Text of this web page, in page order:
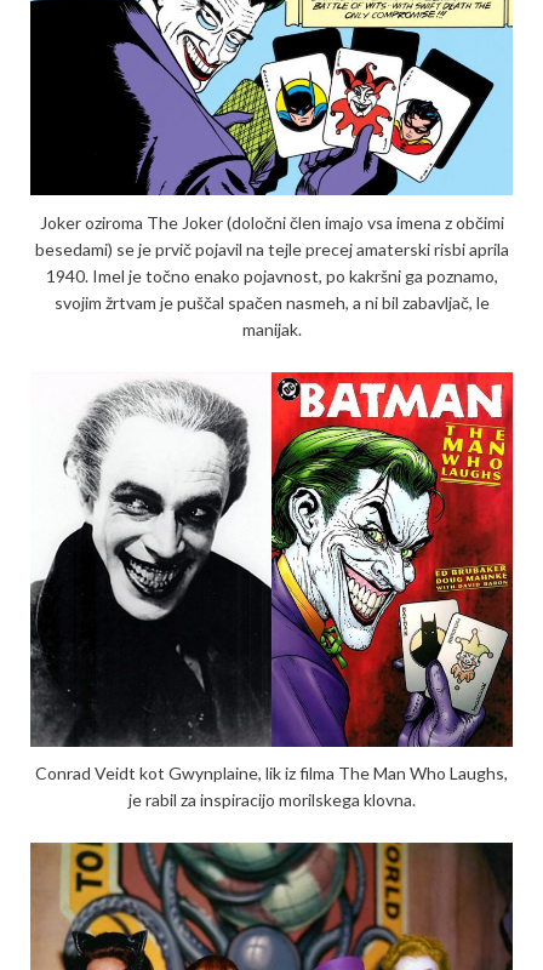
Joker oziroma The Joker (določni člen imajo vsa imena z občimi
besedami) se je prvič pojavil na tejle precej amaterski risbi aprila
1940. Imel je točno enako pojavnost, po kakršni ga poznamo,
svojim žrtvam je puščal spačen nasmeh, a ni bil zabavljač, le
manijak.
Conrad Veidt kot Gwynplaine, lik iz filma The Man Who Laughs,
je rabil za inspiracijo morilskega klovna.